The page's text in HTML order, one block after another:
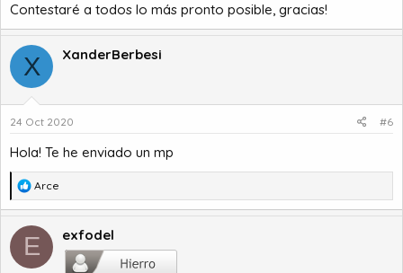
:
Contestaré a todos lo más pronto posible, gracias!
X XanderBerbesi
24 Oct 2020 #6
Hola! Te he enviado un mp
R
e
c
i
Arce
E exfodel